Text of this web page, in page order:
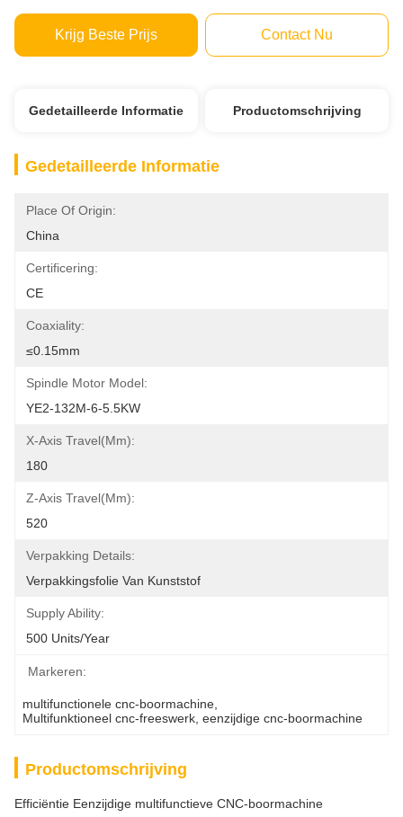
Krijg Beste Prijs Contact Nu
Gedetailleerde Informatie Productomschrijving
Gedetailleerde Informatie
Place Of Origin:
China
Certificering:
CE
Coaxiality:
≤0.15mm
Spindle Motor Model:
YE2-132M-6-5.5KW
X-Axis Travel(mm):
180
Z-Axis Travel(mm):
520
Verpakking Details:
Verpakkingsfolie Van Kunststof
Supply Ability:
500 Units/year
Markeren:
multifunctionele cnc-boormachine
Multifunktioneel cnc-freeswerk eenzijdige cnc-boormachine
Productomschrijving
Efficiëntie Eenzijdige multifunctieve CNC-boormachine